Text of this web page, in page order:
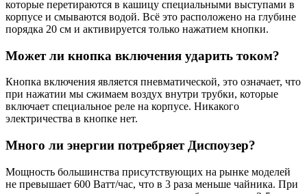
которые перетираются в кашицу специальными выступами в
корпусе и смываются водой. Всё это расположено на глубине
порядка 20 см и активируется только нажатием кнопки.
Может ли кнопка включения ударить током?
Кнопка включения является пневматической, это означает, что
при нажатии мы сжимаем воздух внутри трубки, которые
включает специальное реле на корпусе. Никакого
электричества в кнопке нет.
Много ли энергии потребряет Диспоузер?
Мощность большинства присутствующих на рынке моделей
не превышает 600 Ватт/час, что в 3 раза меньше чайника. При